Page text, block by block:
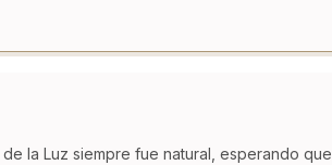
la Luz siempre fue natural, esperando que